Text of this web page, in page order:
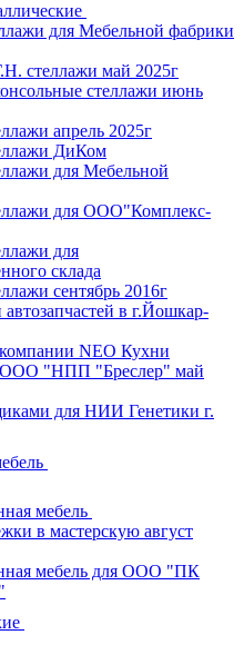
для Мебельной фабрики
стеллажи май 2025г
стеллажи июнь
апрель 2025г
ДиКом
для Мебельной
для ООО"Комплекс-
для
склада
сентябрь 2016г
в г.Йошкар-
NEO Кухни
ООО "НПП "Бреслер" май
для НИИ Генетики г.
мебель
в мастерскую август
мебель для ООО "ПК